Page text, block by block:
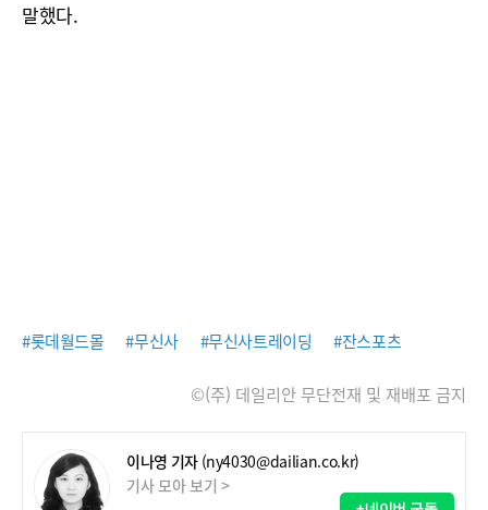
말했다.
#롯데월드몰 #무신사 #무신사트레이딩 #잔스포츠
©(주) 데일리안 무단전재 및 재배포 금지
이나영 기자 (ny4030@dailian.co.kr)
기사 모아 보기 >